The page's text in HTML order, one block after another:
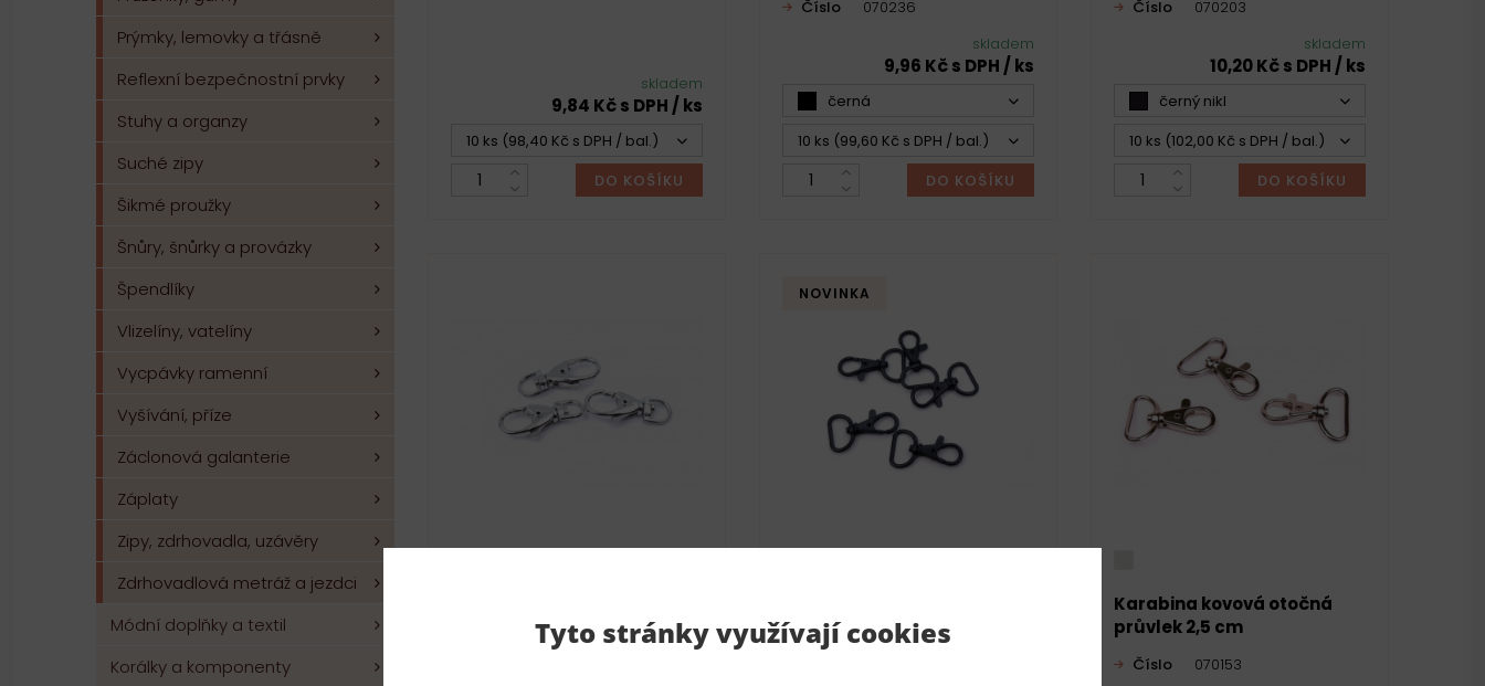
Prýmky, lemovky a třásně
Reflexní bezpečnostní prvky
Stuhy a organzy
Suché zipy
Šikmé proužky
Šnůry, šnůrky a provázky
Špendlíky
Vlizelíny, vatelíny
Vycpávky ramenní
Vyšívání, příze
Záclonová galanterie
Záplaty
Zipy, zdrhovadla, uzávěry
Zdrhovadlová metráž a jezdci
Módní doplňky a textil
Korálky a komponenty
skladem
9,84 Kč s DPH / ks
10 ks (98,40 Kč s DPH / bal.)
DO KOŠÍKU
Číslo
070236
skladem
9,96 Kč s DPH / ks
černá
10 ks (99,60 Kč s DPH / bal.)
DO KOŠÍKU
Číslo
070203
skladem
10,20 Kč s DPH / ks
černý nikl
10 ks (102,00 Kč s DPH / bal.)
DO KOŠÍKU
průvlek 1cm
NOVINKA
průvlek 2 cm
Karabina kovová otočná
průvlek 2,5 cm
Číslo
070153
Tyto stránky využívají cookies